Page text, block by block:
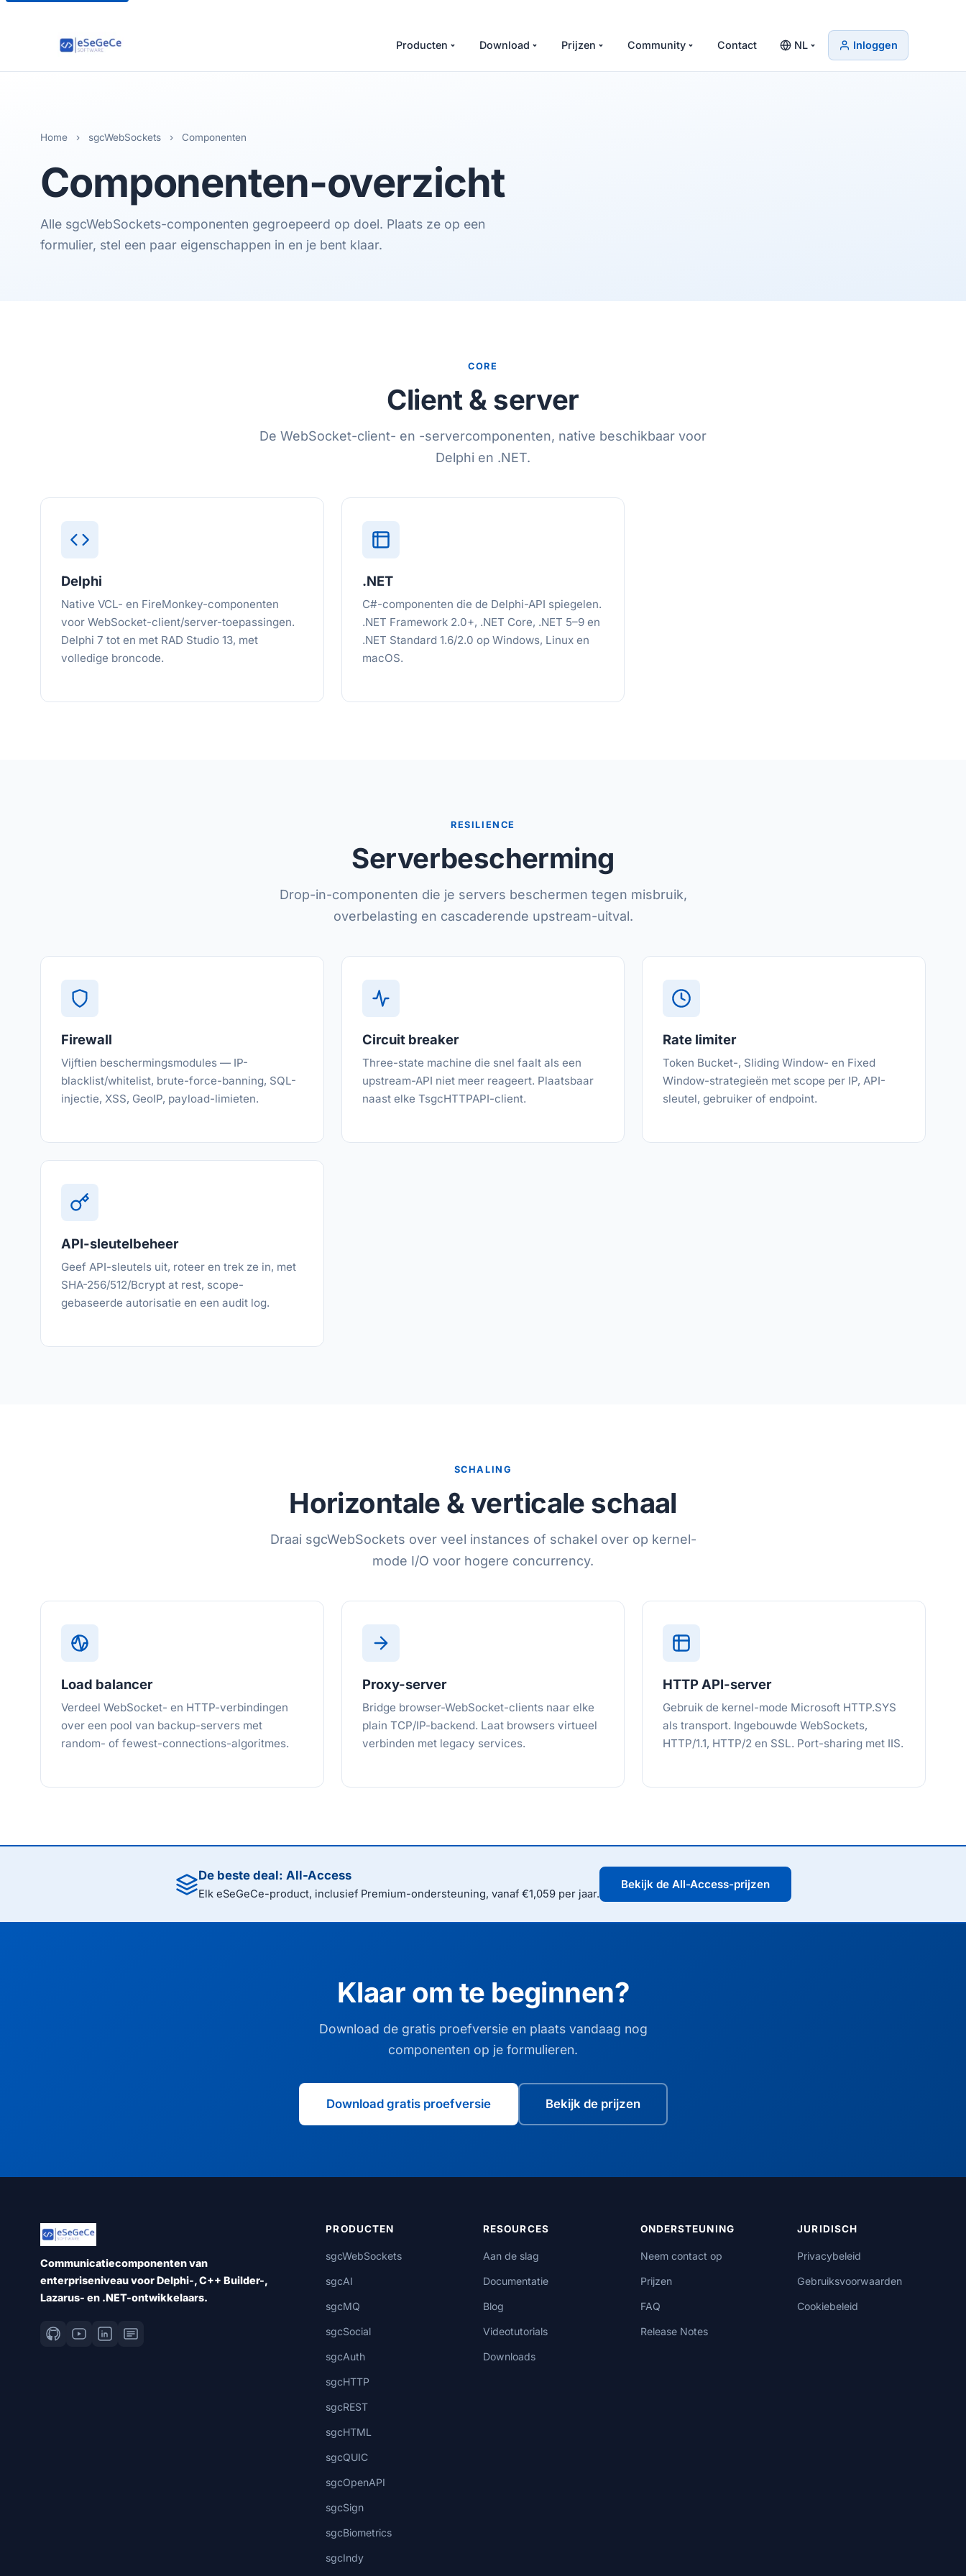
Producten Download Prijzen Community Contact NL Inloggen
Home › sgcWebSockets › Componenten
Componenten-overzicht
Alle sgcWebSockets-componenten gegroepeerd op doel. Plaats ze op een
formulier, stel een paar eigenschappen in en je bent klaar.
CORE
Client & server
De WebSocket-client- en -servercomponenten, native beschikbaar voor
Delphi en .NET.
Delphi
Native VCL- en FireMonkey-componenten
voor WebSocket-client/server-toepassingen.
Delphi 7 tot en met RAD Studio 13, met
volledige broncode.
.NET
C#-componenten die de Delphi-API spiegelen.
.NET Framework 2.0+, .NET Core, .NET 5–9 en
.NET Standard 1.6/2.0 op Windows, Linux en
macOS.
RESILIENCE
Serverbescherming
Drop-in-componenten die je servers beschermen tegen misbruik,
overbelasting en cascaderende upstream-uitval.
Firewall
Vijftien beschermingsmodules — IP-
blacklist/whitelist, brute-force-banning, SQL-
injectie, XSS, GeoIP, payload-limieten.
Circuit breaker
Three-state machine die snel faalt als een
upstream-API niet meer reageert. Plaatsbaar
naast elke TsgcHTTPAPI-client.
Rate limiter
Token Bucket-, Sliding Window- en Fixed
Window-strategieën met scope per IP, API-
sleutel, gebruiker of endpoint.
API-sleutelbeheer
Geef API-sleutels uit, roteer en trek ze in, met
SHA-256/512/Bcrypt at rest, scope-
gebaseerde autorisatie en een audit log.
SCHALING
Horizontale & verticale schaal
Draai sgcWebSockets over veel instances of schakel over op kernel-
mode I/O voor hogere concurrency.
Load balancer
Verdeel WebSocket- en HTTP-verbindingen
over een pool van backup-servers met
random- of fewest-connections-algoritmes.
Proxy-server
Bridge browser-WebSocket-clients naar elke
plain TCP/IP-backend. Laat browsers virtueel
verbinden met legacy services.
HTTP API-server
Gebruik de kernel-mode Microsoft HTTP.SYS
als transport. Ingebouwde WebSockets,
HTTP/1.1, HTTP/2 en SSL. Port-sharing met IIS.
De beste deal: All-Access
Elk eSeGeCe-product, inclusief Premium-ondersteuning, vanaf €1,059 per jaar.
Bekijk de All-Access-prijzen
Klaar om te beginnen?
Download de gratis proefversie en plaats vandaag nog
componenten op je formulieren.
Download gratis proefversie Bekijk de prijzen
Communicatiecomponenten van
enterpriseniveau voor Delphi-, C++ Builder-,
Lazarus- en .NET-ontwikkelaars.
PRODUCTEN
sgcWebSockets
sgcAI
sgcMQ
sgcSocial
sgcAuth
sgcHTTP
sgcREST
sgcHTML
sgcQUIC
sgcOpenAPI
sgcSign
sgcBiometrics
sgcIndy
RESOURCES
Aan de slag
Documentatie
Blog
Videotutorials
Downloads
ONDERSTEUNING
Neem contact op
Prijzen
FAQ
Release Notes
JURIDISCH
Privacybeleid
Gebruiksvoorwaarden
Cookiebeleid